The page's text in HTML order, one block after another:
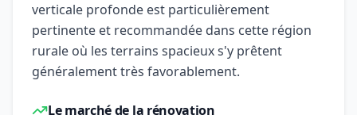
verticale profonde est particulièrement
pertinente et recommandée dans cette région
rurale où les terrains spacieux s'y prêtent
généralement très favorablement.
Le marché de la rénovation